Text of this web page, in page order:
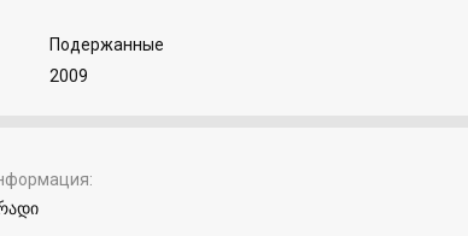
Подержанные
2009